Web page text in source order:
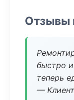
Отзывы
быстро
теперь
—